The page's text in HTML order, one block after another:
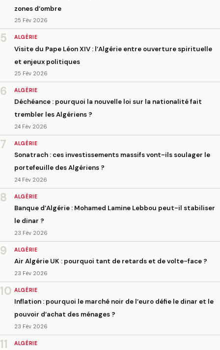
zones d’ombre
25 Fév 2026
5 ALGÉRIE
Visite du Pape Léon XIV : l’Algérie entre ouverture spirituelle
et enjeux politiques
25 Fév 2026
6 ALGÉRIE
Déchéance : pourquoi la nouvelle loi sur la nationalité fait
trembler les Algériens ?
24 Fév 2026
7 ALGÉRIE
Sonatrach : ces investissements massifs vont-ils soulager le
portefeuille des Algériens ?
24 Fév 2026
8 ALGÉRIE
Banque d’Algérie : Mohamed Lamine Lebbou peut-il stabiliser
le dinar ?
23 Fév 2026
9 ALGÉRIE
Air Algérie UK : pourquoi tant de retards et de volte-face ?
23 Fév 2026
10 ALGÉRIE
Inflation : pourquoi le marché noir de l’euro défie le dinar et le
pouvoir d’achat des ménages ?
23 Fév 2026
11 ALGÉRIE